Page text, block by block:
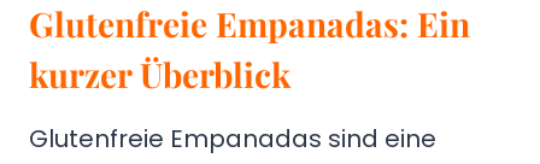
Glutenfreie Empanadas: Ein
kurzer Überblick
Glutenfreie Empanadas sind eine